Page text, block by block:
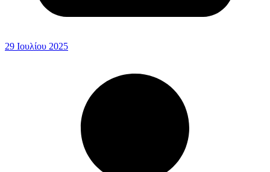
29 Ιουλίου 2025